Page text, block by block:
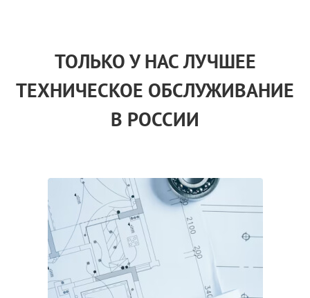
ТОЛЬКОУ НАСЛУЧШЕЕ
ТЕХНИЧЕСКОЕ ОБСЛУЖИВАНИЕ
В РОССИИ